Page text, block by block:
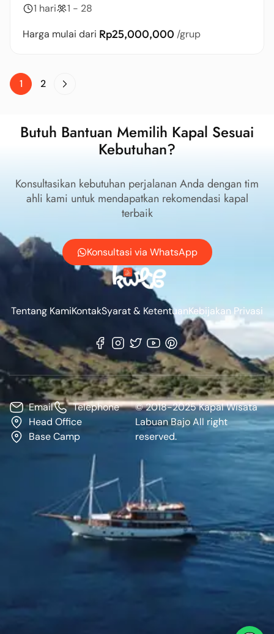
1 hari
1 - 28
Harga mulai dari Rp25,000,000 /grup
1 2
Butuh Bantuan Memilih Kapal Sesuai
Kebutuhan?
Konsultasikan kebutuhan perjalanan Anda dengan tim
ahli kami untuk mendapatkan rekomendasi kapal
terbaik
Konsultasi via WhatsApp
Tentang KamiKontakSyarat & KetentuanKebijakan Privasi
Email
Telephone
Head Office
Base Camp
© 2018-2025 Kapal Wisata
Labuan Bajo All right
reserved.